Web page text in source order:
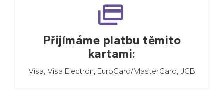
Přijímáme platbu těmito
kartami:
Visa, Visa Electron, EuroCard/MasterCard, JCB